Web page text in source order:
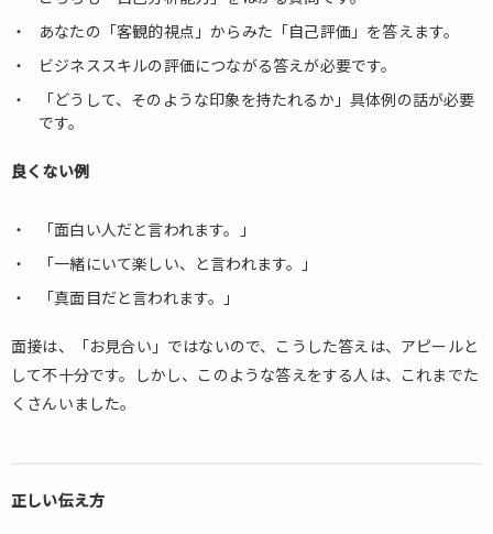
あなたの「客観的視点」からみた「自己評価」を答えます。
ビジネススキルの評価につながる答えが必要です。
「どうして、そのような印象を持たれるか」具体例の話が必要
です。
良くない例
「面白い人だと言われます。」
「一緒にいて楽しい、と言われます。」
「真面目だと言われます。」
面接は、「お見合い」ではないので、こうした答えは、アピールと
して不十分です。しかし、このような答えをする人は、これまでた
くさんいました。
正しい伝え方